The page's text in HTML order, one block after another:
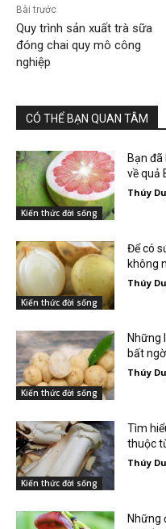
Bài trước
Quy trình sản xuất trà sữa
đóng chai quy mô công
nghiệp
CÓ THỂ BẠN QUAN TÂM
Kiến thức đời sống
Bạn
về quả
Thúy
Kiến thức đời sống
Để có
không
Thúy
Kiến thức đời sống
Những
bất ngờ
Thúy
Kiến thức đời sống
Tìm
thuộc
Thúy
Những